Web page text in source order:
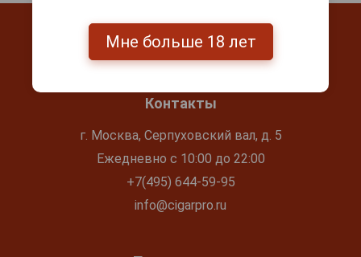
Контакты
г. Москва, Серпуховский вал, д. 5
Ежедневно с 10:00 до 22:00
+7(495) 644-59-95
info@cigarpro.ru
Мне больше 18 лет